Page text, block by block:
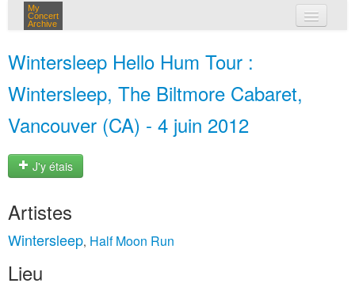
My
Concert
Archive
Wintersleep Hello Hum Tour :
Wintersleep, The Biltmore Cabaret,
Vancouver (CA) - 4 juin 2012
J'y étais
Artistes
Wintersleep, Half Moon Run
Lieu